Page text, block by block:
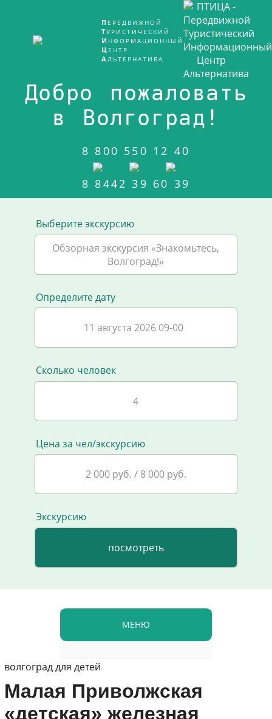
ПЕРЕДВИЖНОЙ
ТУРИСТИЧЕСКИЙ
ИНФОРМАЦИОННЫЙ
ЦЕНТР
АЛЬТЕРНАТИВА
Добро пожаловать
в Волгоград!
8 800 550 12 40
8 8442 39 60 39
Выберите экскурсию
Обзорная экскурсия «Знакомьтесь,
Волгоград!»
Определите дату
11 августа 2026 09-00
Сколько человек
Цена за чел/экскурсию
2 000 руб. / 8 000 руб.
Экскурсию
МЕНЮ
волгоград для детей
Малая Приволжская
«детская» железная